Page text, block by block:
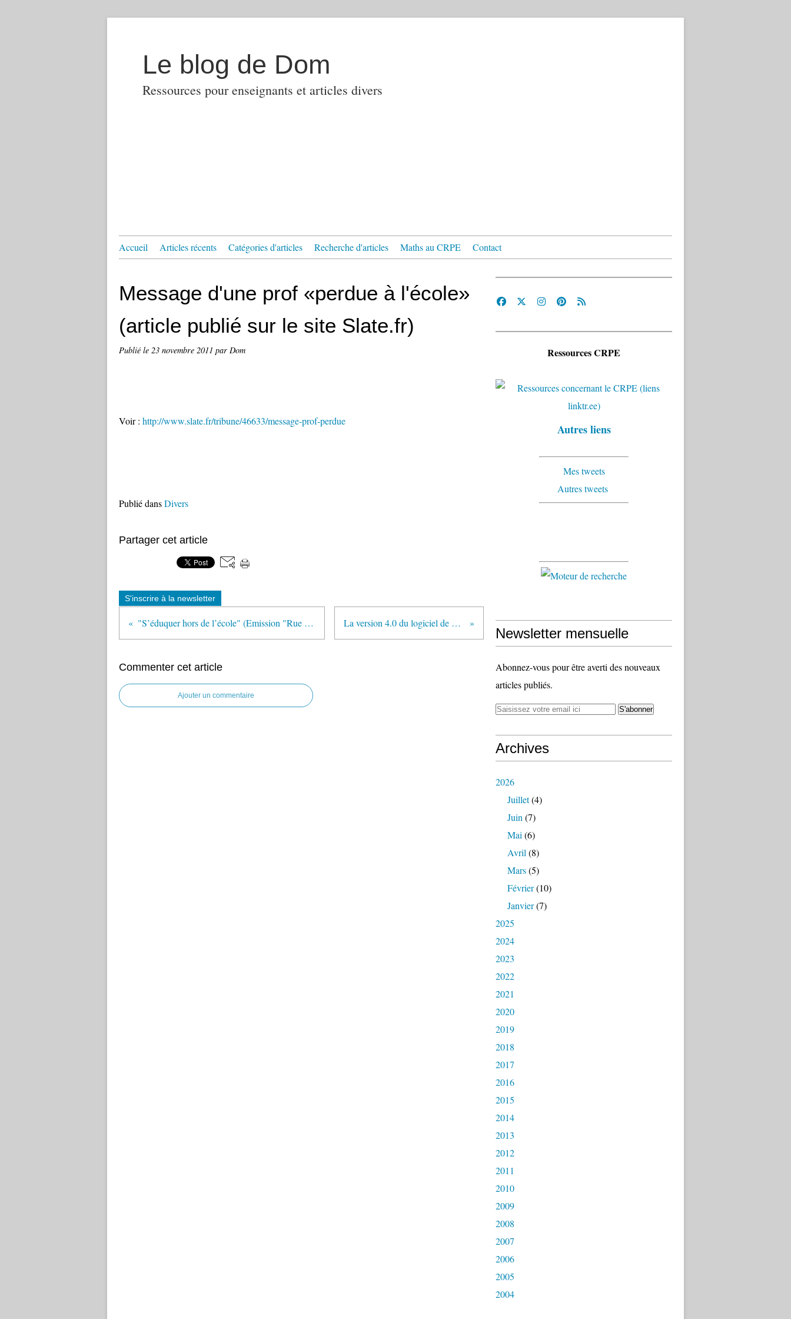
Le blog de Dom
Ressources pour enseignants et articles divers
Accueil Articles récents Catégories d'articles Recherche d'articles Maths au CRPE Contact
Message d'une prof «perdue à l'école»
(article publié sur le site Slate.fr)
Publié le 23 novembre 2011 par Dom
Voir : http://www.slate.fr/tribune/46633/message-prof-perdue
Publié dansDivers
Partager cet article
S'inscrire à la newsletter
"S’éduquer hors de l’école" (Emission "Rue des écoles" diffusée sur France Culture le 23 novembre 2011) La version 4.0 du logiciel de géométrie dynamique GeoGebra est en ligne
Commenter cet article
Ajouter un commentaire
Ressources CRPE
Autres liens
Mes tweets
Autres tweets
Newsletter mensuelle
Abonnez-vous pour être averti des nouveaux
articles publiés.
Archives
2026
Juillet(4)
Juin (7)
Mai (6)
Avril (8)
Mars(5)
Février(10)
Janvier(7)
2025
2024
2023
2022
2021
2020
2019
2018
2017
2016
2015
2014
2013
2012
2011
2010
2009
2008
2007
2006
2005
2004